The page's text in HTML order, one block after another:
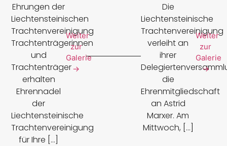
Ehrungen der
Liechtensteinischen
Trachtenvereinigung
Trachtenträgerinnen
und
Trachtenträger
erhalten
Ehrennadel
der
Liechtensteinische
Trachtenvereinigung
für Ihre [...]
Weiter
zur
Galerie
→
Die
Liechtensteinische
Trachtenvereinigung
verleiht an
ihrer
die
Ehrenmitgliedschaft
an Astrid
Marxer. Am
Mittwoch, [...]
Weiter
zur
Galerie
→